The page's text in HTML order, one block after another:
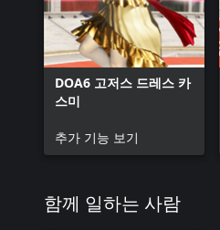
DOA6 고저스 드레스 카
스미
추가 기능 보기
함께 일하는 사람